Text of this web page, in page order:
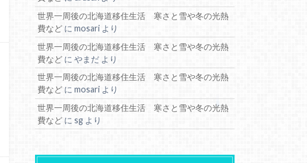
世界一周後の北海道移住生活 寒さと雪や冬の光熱
費など にmosari より
世界一周後の北海道移住生活 寒さと雪や冬の光熱
費など にやまだ より
世界一周後の北海道移住生活 寒さと雪や冬の光熱
費など にmosari より
世界一周後の北海道移住生活 寒さと雪や冬の光熱
費など にsg より